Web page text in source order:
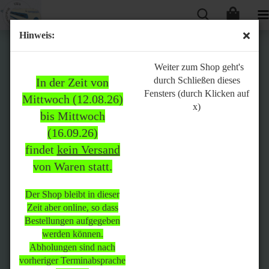
Hinweis:
In der Zeit von
Mittwoch (12.08.26)
bis Mittwoch
(16.09.26)
findet kein Versand
von Waren statt.
Der Shop bleibt in dieser
Zeit aber online, so dass
Bestellungen aufgegeben
werden können.
Abholungen sind nach
vorheriger Terminabsprache
Weiter zum Shop geht's
durch Schließen dieses
Fensters (durch Klicken auf
x)
Bitte
beachten:
In der Zeit von Mittwoch
(12.08.26) bis Mittwoch
(16.09.26)
statt.
Der Shop bleibt in dieser Zeit
aber online, so dass
Bestellungen aufgegeben
werden können.